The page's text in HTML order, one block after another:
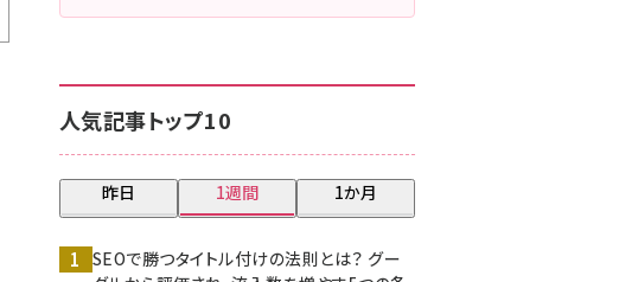
人気記事トップ10
昨日 1週間 1か月
SEOで勝つタイトル付けの法則とは？ グー